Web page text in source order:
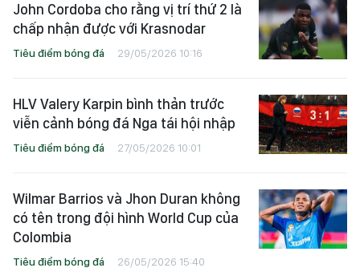
John Cordoba cho rằng vị trí thứ 2 là
chấp nhận được với Krasnodar
Tiêu điểm bóng đá 29/05/2026 10:16
HLV Valery Karpin bình thản trước
viễn cảnh bóng đá Nga tái hội nhập
Tiêu điểm bóng đá 27/05/2026 10:01
Wilmar Barrios và Jhon Duran không
có tên trong đội hình World Cup của
Colombia
Tiêu điểm bóng đá 26/05/2026 15:40